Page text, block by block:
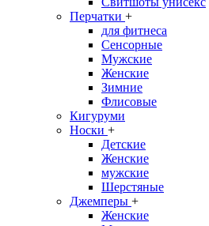
Перчатки +
для фитнеса
Сенсорные
Мужские
Женские
Зимние
Флисовые
Кигуруми
Носки +
Детские
Женские
мужские
Шерстяные
Джемперы +
Женские